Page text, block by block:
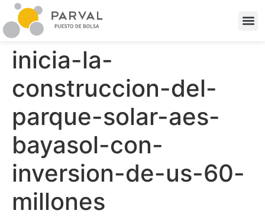
inicia-la-
construccion-del-
parque-solar-aes-
bayasol-con-
inversion-de-us-60-
millones